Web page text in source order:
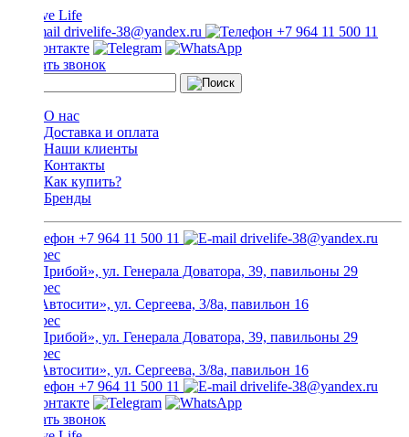
drivelife-38@yandex.ru +7 964 11 500 11
Заказать звонок
О нас
Доставка и оплата
Наши клиенты
Контакты
Как купить?
Бренды
+7 964 11 500 11 drivelife-38@yandex.ru
ТЦ «Прибой», ул. Генерала Доватора, 39, павильоны 29
ТЦ «Автосити», ул. Сергеева, 3/8а, павильон 16
ТЦ «Прибой», ул. Генерала Доватора, 39, павильоны 29
ТЦ «Автосити», ул. Сергеева, 3/8а, павильон 16
+7 964 11 500 11
drivelife-38@yandex.ru
Заказать звонок